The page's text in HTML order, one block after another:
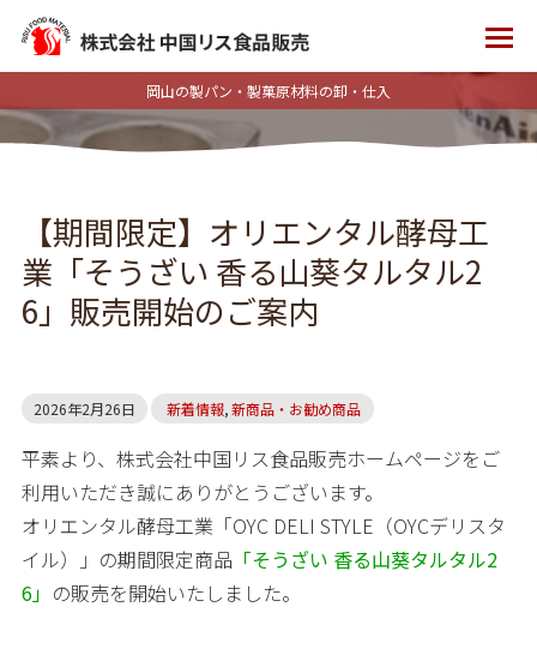
岡山の製パン・製菓原材料の卸・仕入
【期間限定】オリエンタル酵母工
業「そうざい 香る山葵タルタル2
6」販売開始のご案内
2026年2月26日 新着情報, 新商品・お勧め商品
平素より、株式会社中国リス食品販売ホームページをご
利用いただき誠にありがとうございます。
オリエンタル酵母工業「OYC DELI STYLE（OYCデリスタ
イル）」の期間限定商品「そうざい 香る山葵タルタル2
6」 の販売を開始いたしました。